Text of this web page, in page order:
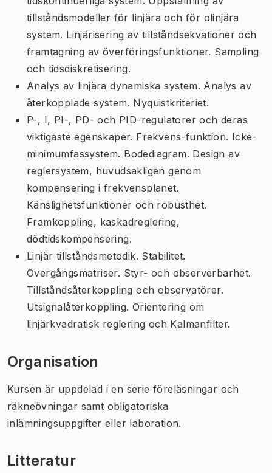
tillståndsmodeller för linjära och för olinjära
system. Linjärisering av tillståndsekvationer och
framtagning av överföringsfunktioner. Sampling
och tidsdiskretisering.
Analys av linjära dynamiska system. Analys av
återkopplade system. Nyquistkriteriet.
P-, I, PI-, PD- och PID-regulatorer och deras
viktigaste egenskaper. Frekvens-funktion. Icke-
minimumfassystem. Bodediagram. Design av
reglersystem, huvudsakligen genom
kompensering i frekvensplanet.
Känslighetsfunktioner och robusthet.
Framkoppling, kaskadreglering,
dödtidskompensering.
Linjär tillståndsmetodik. Stabilitet.
Övergångsmatriser. Styr- och observerbarhet.
Tillståndsåterkoppling och observatörer.
Utsignalåterkoppling. Orientering om
linjärkvadratisk reglering och Kalmanfilter.
Organisation
Kursen är uppdelad i en serie föreläsningar och
räkneövningar samt obligatoriska
inlämningsuppgifter eller laboration.
Litteratur